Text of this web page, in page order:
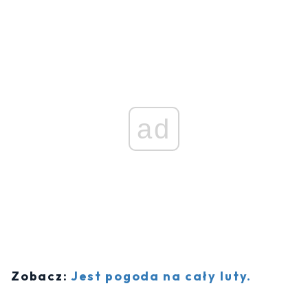
ad
Zobacz: Jest pogoda na cały luty.